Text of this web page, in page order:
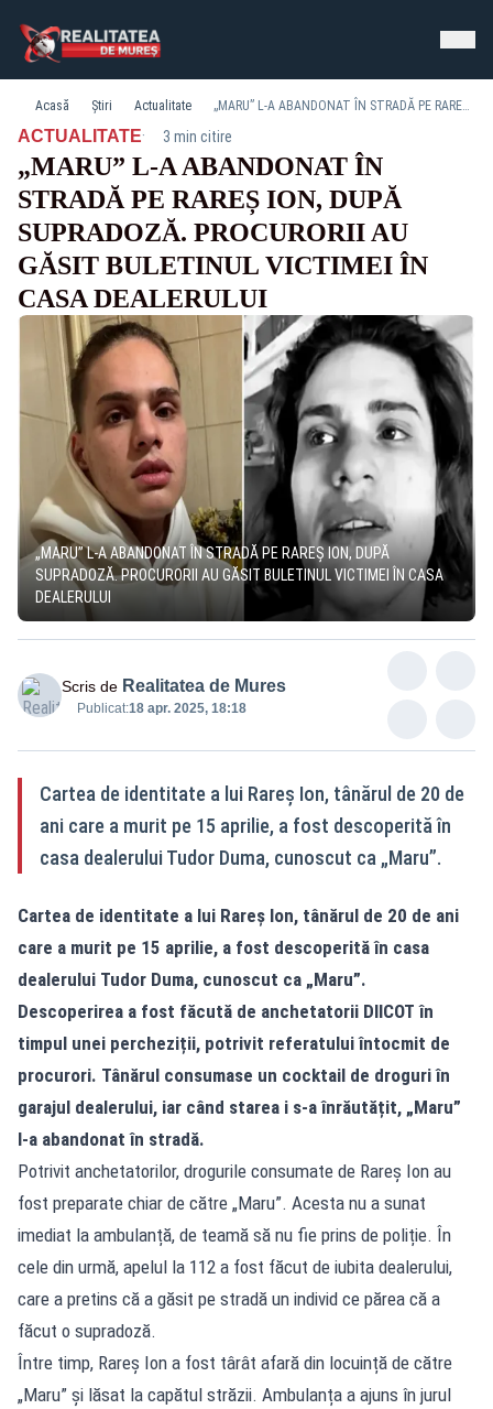
Acasă Știri Actualitate „MARU” L-A ABANDONAT ÎN STRADĂ PE RAREȘ ION, DUPĂ SUPRADOZĂ. PROCURORII AU GĂSIT BULETINUL VICTIMEI ÎN CASA DEALERULUI
ACTUALITATE· 3 min citire
„MARU” L-A ABANDONAT ÎN
STRADĂ PE RAREȘ ION, DUPĂ
SUPRADOZĂ. PROCURORII AU
GĂSIT BULETINUL VICTIMEI ÎN
CASA DEALERULUI
„MARU” L-A ABANDONAT ÎN STRADĂ PE RAREȘ ION, DUPĂ
SUPRADOZĂ. PROCURORII AU GĂSIT BULETINUL VICTIMEI ÎN CASA
DEALERULUI
Scris de Realitatea de Mures
Publicat:18 apr. 2025, 18:18
Cartea de identitate a lui Rareș Ion, tânărul de 20 de
ani care a murit pe 15 aprilie, a fost descoperită în
casa dealerului Tudor Duma, cunoscut ca „Maru”.
Cartea de identitate a lui Rareș Ion, tânărul de 20 de ani
care a murit pe 15 aprilie, a fost descoperită în casa
dealerului Tudor Duma, cunoscut ca „Maru”.
Descoperirea a fost făcută de anchetatorii DIICOT în
timpul unei percheziții, potrivit referatului întocmit de
procurori. Tânărul consumase un cocktail de droguri în
garajul dealerului, iar când starea i s-a înrăutățit, „Maru”
l-a abandonat în stradă.
Potrivit anchetatorilor, drogurile consumate de Rareș Ion au
fost preparate chiar de către „Maru”. Acesta nu a sunat
imediat la ambulanță, de teamă să nu fie prins de poliție. În
cele din urmă, apelul la 112 a fost făcut de iubita dealerului,
care a pretins că a găsit pe stradă un individ ce părea că a
făcut o supradoză.
Între timp, Rareș Ion a fost târât afară din locuință de către
„Maru” și lăsat la capătul străzii. Ambulanța a ajuns în jurul